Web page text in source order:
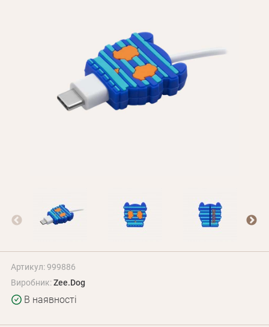
БЛОГ
Оплата і доставка
Програма лояльності
Про Нас
Артикул: 999886
Виробник:Zee.Dog
В наявності